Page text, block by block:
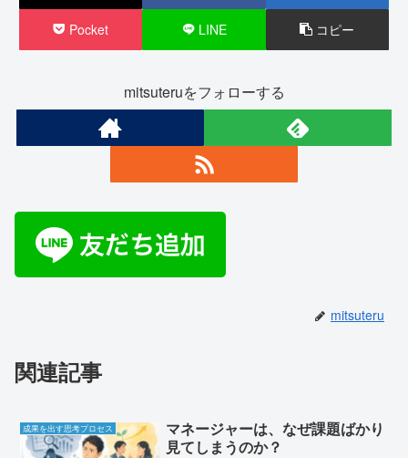
Pocket LINE コピー
mitsuteruをフォローする
mitsuteru
関連記事
成果を出す思考プロセス
マネージャーは、なぜ課題ばかり
見てしまうのか？